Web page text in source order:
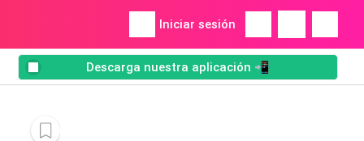
Iniciar sesión
Descarga nuestra aplicación 📲